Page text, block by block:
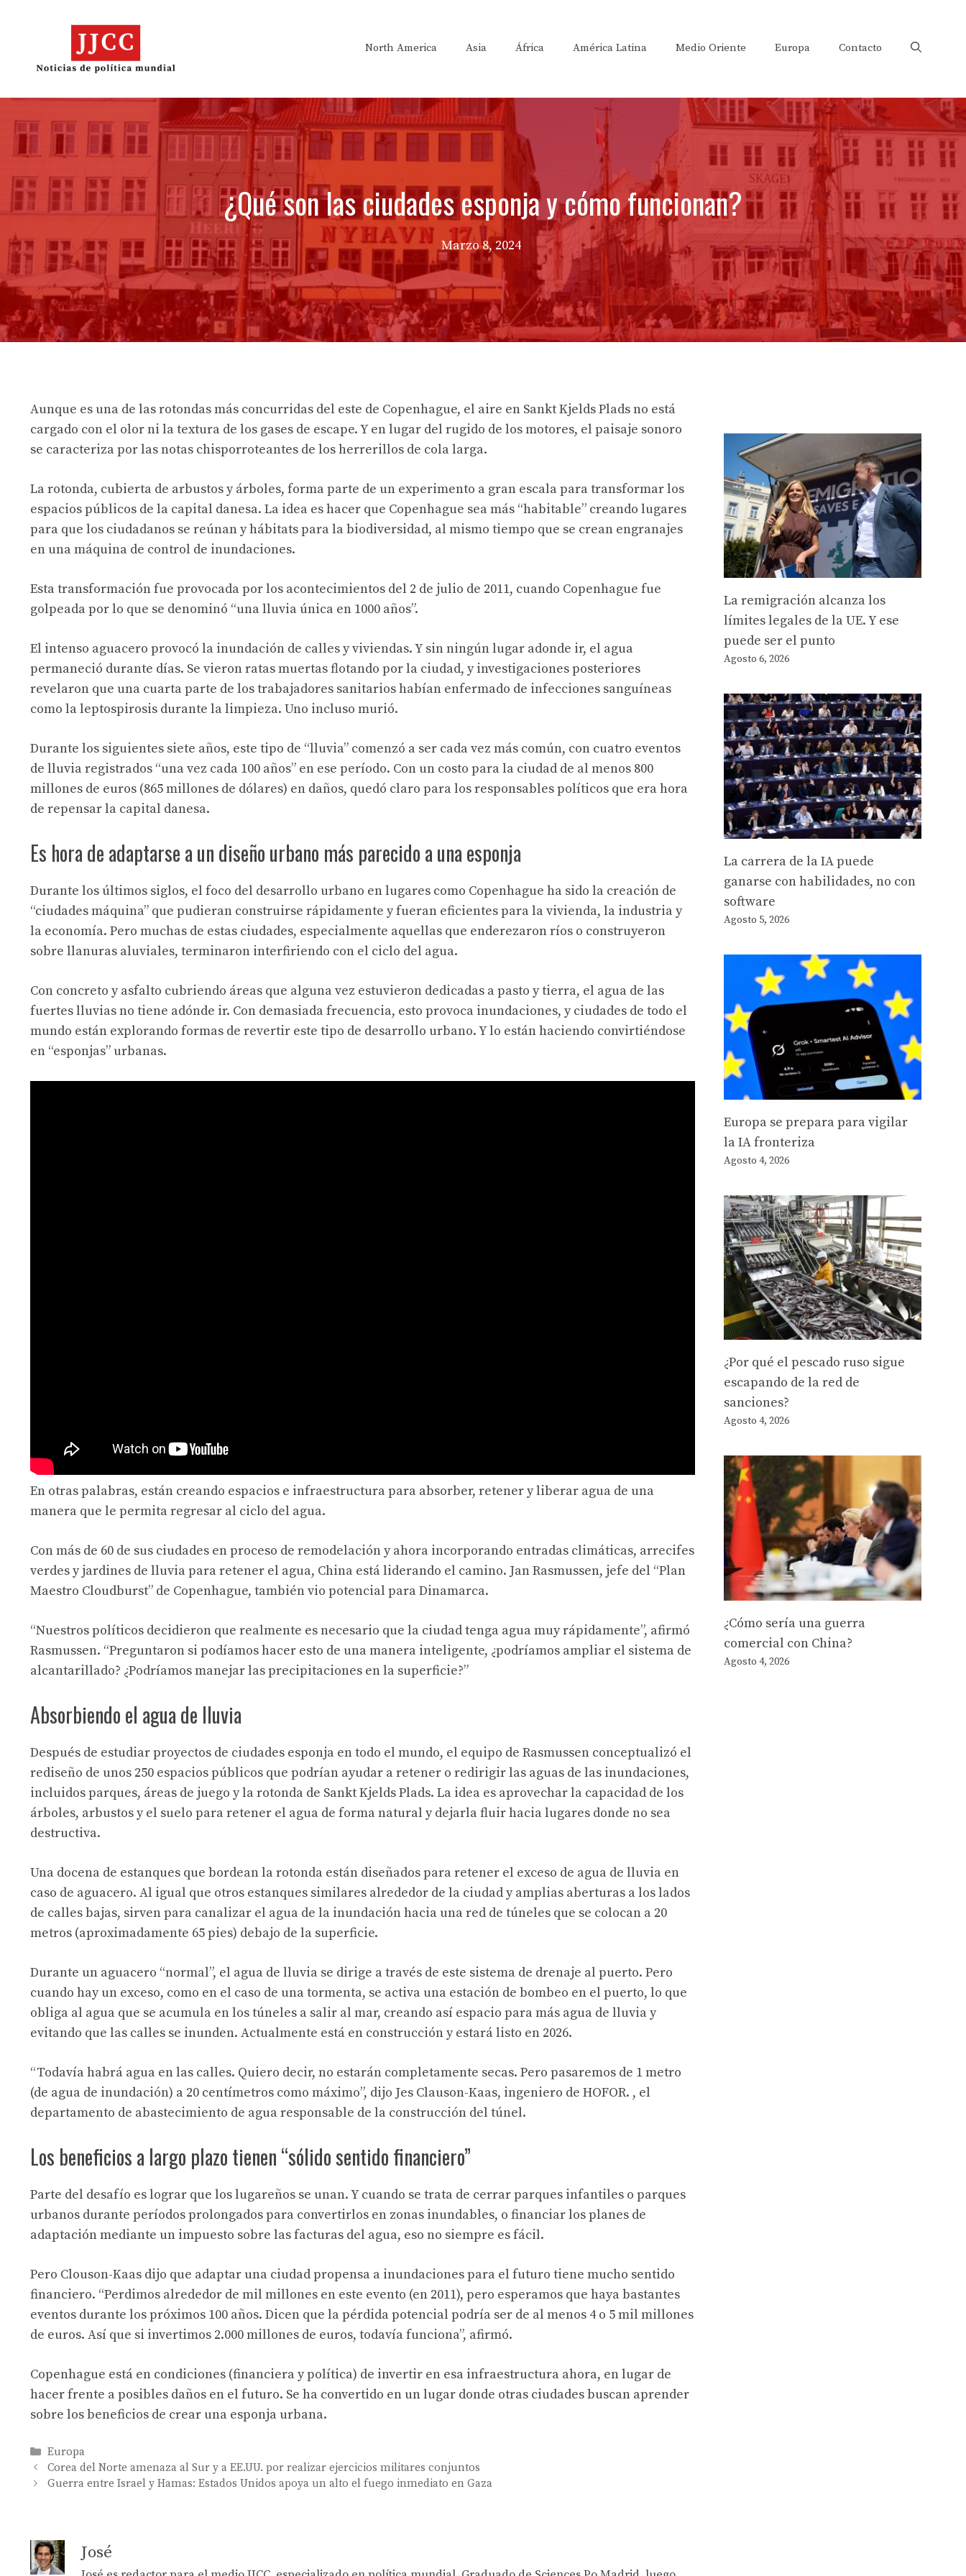
North America Asia África América Latina Medio Oriente Europa Contacto
¿Qué son las ciudades esponja y cómo funcionan?
Marzo 8, 2024
Aunque es una de las rotondas más concurridas del este de Copenhague, el aire en Sankt Kjelds Plads no está
cargado con el olor ni la textura de los gases de escape. Y en lugar del rugido de los motores, el paisaje sonoro
se caracteriza por las notas chisporroteantes de los herrerillos de cola larga.
La rotonda, cubierta de arbustos y árboles, forma parte de un experimento a gran escala para transformar los
espacios públicos de la capital danesa. La idea es hacer que Copenhague sea más “habitable” creando lugares
para que los ciudadanos se reúnan y hábitats para la biodiversidad, al mismo tiempo que se crean engranajes
en una máquina de control de inundaciones.
Esta transformación fue provocada por los acontecimientos del 2 de julio de 2011, cuando Copenhague fue
golpeada por lo que se denominó “una lluvia única en 1000 años”.
El intenso aguacero provocó la inundación de calles y viviendas. Y sin ningún lugar adonde ir, el agua
permaneció durante días. Se vieron ratas muertas flotando por la ciudad, y investigaciones posteriores
revelaron que una cuarta parte de los trabajadores sanitarios habían enfermado de infecciones sanguíneas
como la leptospirosis durante la limpieza. Uno incluso murió.
Durante los siguientes siete años, este tipo de “lluvia” comenzó a ser cada vez más común, con cuatro eventos
de lluvia registrados “una vez cada 100 años” en ese período. Con un costo para la ciudad de al menos 800
millones de euros (865 millones de dólares) en daños, quedó claro para los responsables políticos que era hora
de repensar la capital danesa.
Es hora de adaptarse a un diseño urbano más parecido a una esponja
Durante los últimos siglos, el foco del desarrollo urbano en lugares como Copenhague ha sido la creación de
“ciudades máquina” que pudieran construirse rápidamente y fueran eficientes para la vivienda, la industria y
la economía. Pero muchas de estas ciudades, especialmente aquellas que enderezaron ríos o construyeron
sobre llanuras aluviales, terminaron interfiriendo con el ciclo del agua.
Con concreto y asfalto cubriendo áreas que alguna vez estuvieron dedicadas a pasto y tierra, el agua de las
fuertes lluvias no tiene adónde ir. Con demasiada frecuencia, esto provoca inundaciones, y ciudades de todo el
mundo están explorando formas de revertir este tipo de desarrollo urbano. Y lo están haciendo convirtiéndose
en “esponjas” urbanas.
En otras palabras, están creando espacios e infraestructura para absorber, retener y liberar agua de una
manera que le permita regresar al ciclo del agua.
Con más de 60 de sus ciudades en proceso de remodelación y ahora incorporando entradas climáticas, arrecifes
verdes y jardines de lluvia para retener el agua, China está liderando el camino. Jan Rasmussen, jefe del “Plan
Maestro Cloudburst” de Copenhague, también vio potencial para Dinamarca.
“Nuestros políticos decidieron que realmente es necesario que la ciudad tenga agua muy rápidamente”, afirmó
Rasmussen. “Preguntaron si podíamos hacer esto de una manera inteligente, ¿podríamos ampliar el sistema de
alcantarillado? ¿Podríamos manejar las precipitaciones en la superficie?”
Absorbiendo el agua de lluvia
Después de estudiar proyectos de ciudades esponja en todo el mundo, el equipo de Rasmussen conceptualizó el
rediseño de unos 250 espacios públicos que podrían ayudar a retener o redirigir las aguas de las inundaciones,
incluidos parques, áreas de juego y la rotonda de Sankt Kjelds Plads. La idea es aprovechar la capacidad de los
árboles, arbustos y el suelo para retener el agua de forma natural y dejarla fluir hacia lugares donde no sea
destructiva.
Una docena de estanques que bordean la rotonda están diseñados para retener el exceso de agua de lluvia en
caso de aguacero. Al igual que otros estanques similares alrededor de la ciudad y amplias aberturas a los lados
de calles bajas, sirven para canalizar el agua de la inundación hacia una red de túneles que se colocan a 20
metros (aproximadamente 65 pies) debajo de la superficie.
Durante un aguacero “normal”, el agua de lluvia se dirige a través de este sistema de drenaje al puerto. Pero
cuando hay un exceso, como en el caso de una tormenta, se activa una estación de bombeo en el puerto, lo que
obliga al agua que se acumula en los túneles a salir al mar, creando así espacio para más agua de lluvia y
evitando que las calles se inunden. Actualmente está en construcción y estará listo en 2026.
“Todavía habrá agua en las calles. Quiero decir, no estarán completamente secas. Pero pasaremos de 1 metro
(de agua de inundación) a 20 centímetros como máximo”, dijo Jes Clauson-Kaas, ingeniero de HOFOR. , el
departamento de abastecimiento de agua responsable de la construcción del túnel.
Los beneficios a largo plazo tienen “sólido sentido financiero”
Parte del desafío es lograr que los lugareños se unan. Y cuando se trata de cerrar parques infantiles o parques
urbanos durante períodos prolongados para convertirlos en zonas inundables, o financiar los planes de
adaptación mediante un impuesto sobre las facturas del agua, eso no siempre es fácil.
Pero Clouson-Kaas dijo que adaptar una ciudad propensa a inundaciones para el futuro tiene mucho sentido
financiero. “Perdimos alrededor de mil millones en este evento (en 2011), pero esperamos que haya bastantes
eventos durante los próximos 100 años. Dicen que la pérdida potencial podría ser de al menos 4 o 5 mil millones
de euros. Así que si invertimos 2.000 millones de euros, todavía funciona”, afirmó.
Copenhague está en condiciones (financiera y política) de invertir en esa infraestructura ahora, en lugar de
hacer frente a posibles daños en el futuro. Se ha convertido en un lugar donde otras ciudades buscan aprender
sobre los beneficios de crear una esponja urbana.
Categories
Europa
Corea del Norte amenaza al Sur y a EE.UU. por realizar ejercicios militares conjuntos
Guerra entre Israel y Hamas: Estados Unidos apoya un alto el fuego inmediato en Gaza
José
La remigración alcanza los
límites legales de la UE. Y ese
puede ser el punto
Agosto 6, 2026
La carrera de la IA puede
ganarse con habilidades, no con
software
Agosto 5, 2026
Europa se prepara para vigilar
la IA fronteriza
Agosto 4, 2026
¿Por qué el pescado ruso sigue
escapando de la red de
sanciones?
Agosto 4, 2026
¿Cómo sería una guerra
comercial con China?
Agosto 4, 2026